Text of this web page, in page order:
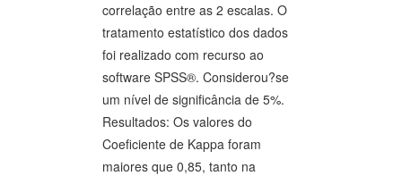
correlação entre as 2 escalas. O
tratamento estatístico dos dados
foi realizado com recurso ao
software SPSS®. Considerou?se
um nível de significância de 5%.
Resultados: Os valores do
Coeficiente de Kappa foram
maiores que 0,85, tanto na